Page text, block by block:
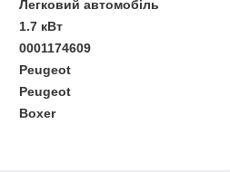
Легковий автомобіль
1.7 кВт
0001174609
Peugeot
Peugeot
Boxer